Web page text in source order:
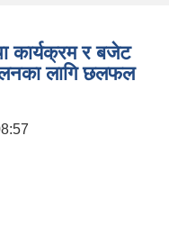
कार्यक्रम र बजेट
लागि छलफल